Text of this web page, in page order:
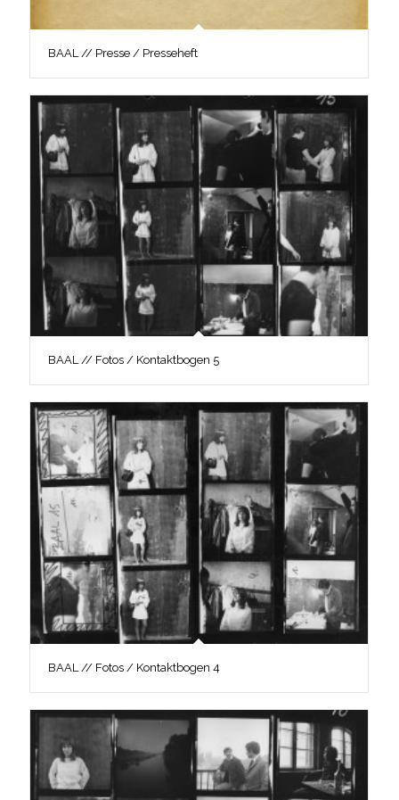
BAAL // Presse / Presseheft
BAAL // Fotos / Kontaktbogen 5
BAAL // Fotos / Kontaktbogen 4